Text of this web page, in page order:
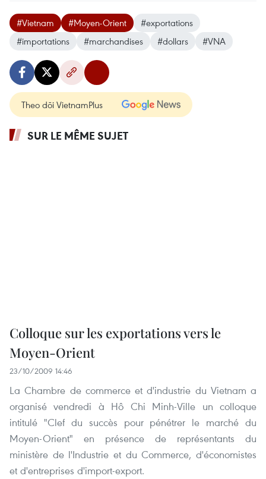
#Vietnam #Moyen-Orient
#exportations
#importations
#marchandises #dollars #VNA
Theo dõi VietnamPlus
SUR LE MÊME SUJET
Colloque sur les exportations vers le
Moyen-Orient
23/10/2009 14:46
La Chambre de commerce et d'industrie du Vietnam a
organisé vendredi à Hô Chi Minh-Ville un colloque
intitulé "Clef du succès pour pénétrer le marché du
Moyen-Orient" en présence de représentants du
ministère de l'Industrie et du Commerce, d'économistes
et d'entreprises d'import-export.